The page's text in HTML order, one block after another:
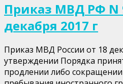
Приказ МВД РФ N
декабря 2017 г
Приказ МВД России от 18
утверждении Порядка
продлении либо